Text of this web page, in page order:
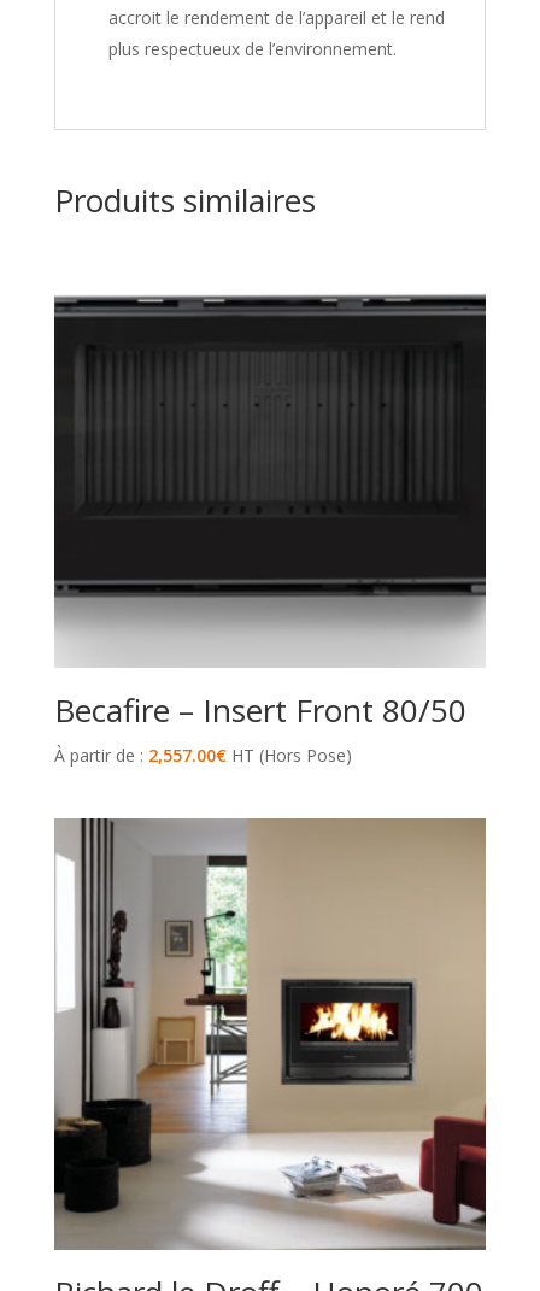
accroit le rendement de l’appareil et le rend
plus respectueux de l’environnement.
Produits similaires
Becafire – Insert Front 80/50
À partir de : 2,557.00€HT (Hors Pose)